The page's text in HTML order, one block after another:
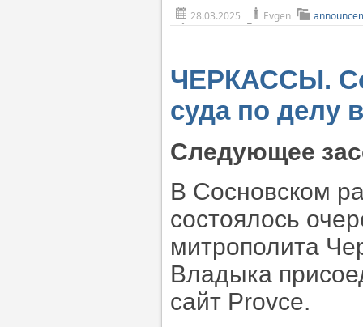
28.03.2025 Evgen
ЧЕРКАССЫ.
суда по делу
Следующее
В Сосновском
состоялось
митрополита
Владыка
сайт Provce.